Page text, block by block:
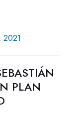
2021
PLAN